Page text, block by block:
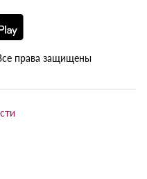
права защищены